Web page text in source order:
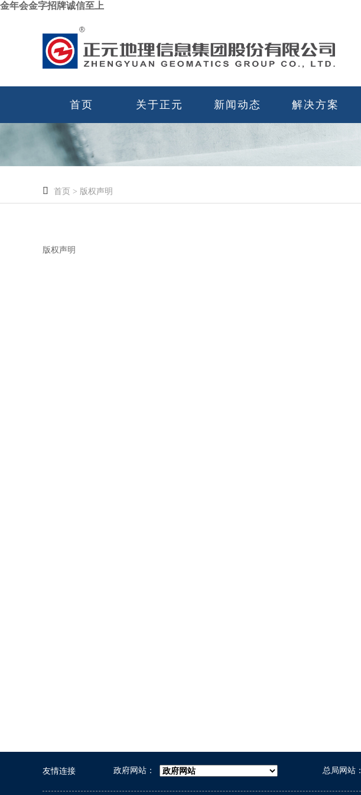
金年会金字招牌诚信至上
首页 关于正元 新闻动态 解决方案
 首页 > 版权声明
版权声明
友情连接 政府网站： 总局网站：